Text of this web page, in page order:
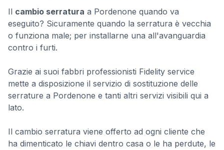
Il cambio serratura a Pordenone quando va
eseguito? Sicuramente quando la serratura è vecchia
o funziona male; per installarne una all'avanguardia
contro i furti.
Grazie ai suoi fabbri professionisti Fidelity service
mette a disposizione il servizio di sostituzione delle
serrature a Pordenone e tanti altri servizi visibili qui a
lato.
Il cambio serratura viene offerto ad ogni cliente che
ha dimenticato le chiavi dentro casa o le ha perdute, le